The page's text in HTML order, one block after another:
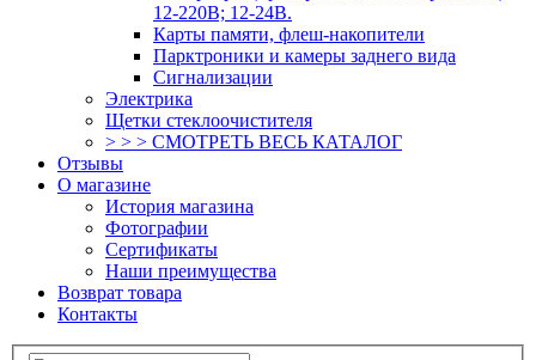
12-220В; 12-24В.
Карты памяти, флеш-накопители
Парктроники и камеры заднего вида
Сигнализации
Электрика
Щетки стеклоочистителя
> > > СМОТРЕТЬ ВЕСЬ КАТАЛОГ
Отзывы
О магазине
История магазина
Фотографии
Сертификаты
Наши преимущества
Возврат товара
Контакты